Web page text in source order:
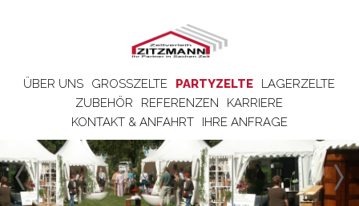
ÜBER UNS GROSSZELTE PARTYZELTE
LAGERZELTE
ZUBEHÖR
REFERENZEN
KARRIERE
KONTAKT & ANFAHRT
IHRE ANFRAGE